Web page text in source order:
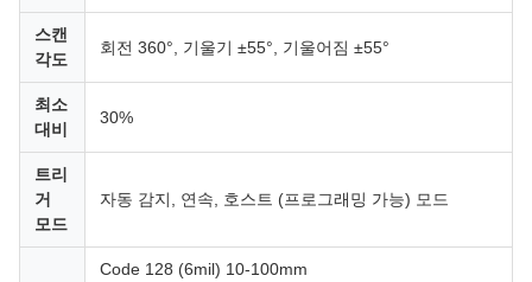
스캔
각도
회전 360°, 기울기 ±55°, 기울어짐 ±55°
최소
대비
30%
트리
거
모드
자동 감지, 연속, 호스트 (프로그래밍 가능) 모드
Code 128 (6mil) 10-100mm